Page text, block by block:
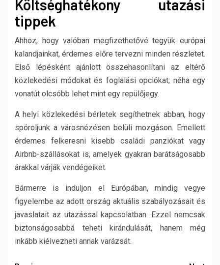
Költséghatékony utazási
tippek
Ahhoz, hogy valóban megfizethetővé tegyük európai
kalandjainkat, érdemes előre tervezni minden részletet.
Első lépésként ajánlott összehasonlítani az eltérő
közlekedési módokat és foglalási opciókat; néha egy
vonatút olcsóbb lehet mint egy repülőjegy.
A helyi közlekedési bérletek segíthetnek abban, hogy
spóroljunk a városnézésen belüli mozgáson. Emellett
érdemes felkeresni kisebb családi panziókat vagy
Airbnb-szállásokat is, amelyek gyakran barátságosabb
árakkal várják vendégeiket.
Bármerre is induljon el Európában, mindig vegye
figyelembe az adott ország aktuális szabályozásait és
javaslatait az utazással kapcsolatban. Ezzel nemcsak
biztonságosabbá teheti kirándulását, hanem még
inkább kiélvezheti annak varázsát.